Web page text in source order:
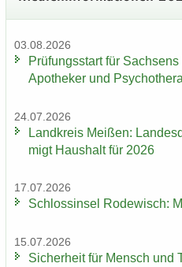
03.08.2026
Prü­fungs­start für
Apo­the­ker und
24.07.2026
Land­kreis Mei­ßen:
migt Haus­halt für 2026
17.07.2026
Schloss­in­sel Ro­de­wisch:
15.07.2026
Si­cher­heit für Mensch und